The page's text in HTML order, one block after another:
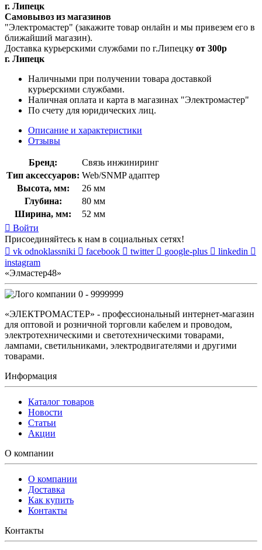
г. Липецк
Самовывоз из магазинов
"Электромастер" (закажите товар онлайн и мы привезем его в
ближайший магазин).
Доставка курьерскими службами по г.Липецку от 300р
г. Липецк
Наличными при получении товара доставкой
курьерскими службами.
Наличная оплата и карта в магазинах "Электромастер"
По счету для юридических лиц.
Описание и характеристики
Отзывы
Бренд:
Связь инжиниринг
Тип аксессуаров: Web/SNMP адаптер
Высота, мм:
26 мм
Глубина:
80 мм
Ширина, мм:
52 мм
Войти
Присоединяйтесь к нам в социальных сетях!
vk odnoklassniki facebook twitter google-plus
linkedin
instagram
«Элмастер48»
0 - 9999999
«ЭЛЕКТРОМАСТЕР» - профессиональный интернет-магазин
для оптовой и розничной торговли кабелем и проводом,
электротехническими и светотехническими товарами,
лампами, светильниками, электродвигателями и другими
товарами.
Информация
Каталог товаров
Новости
Статьи
Акции
О компании
О компании
Доставка
Как купить
Контакты
Контакты